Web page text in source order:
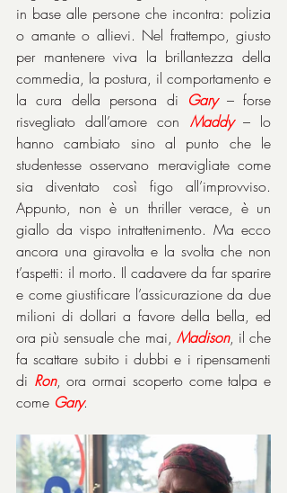
in base alle persone che incontra: polizia
o amante o allievi. Nel frattempo, giusto
per mantenere viva la brillantezza della
commedia, la postura, il comportamento e
la cura della persona di Gary – forse
risvegliato dall’amore con Maddy – lo
hanno cambiato sino al punto che le
studentesse osservano meravigliate come
sia diventato così figo all’improvviso.
Appunto, non è un thriller verace, è un
giallo da vispo intrattenimento. Ma ecco
ancora una giravolta e la svolta che non
t’aspetti: il morto. Il cadavere da far sparire
e come giustificare l’assicurazione da due
milioni di dollari a favore della bella, ed
ora più sensuale che mai, Madison, il che
fa scattare subito i dubbi e i ripensamenti
di Ron, ora ormai scoperto come talpa e
come Gary.